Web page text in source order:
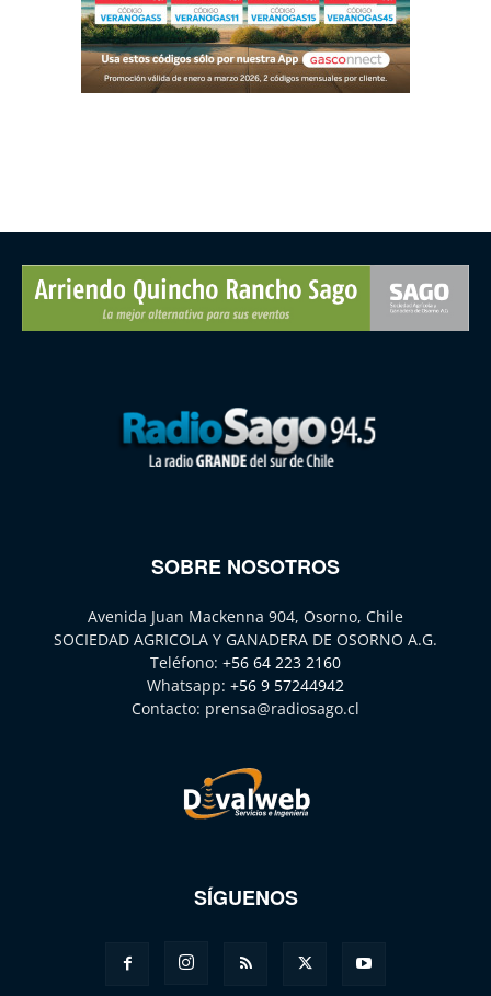
SOBRE NOSOTROS
Avenida Juan Mackenna 904, Osorno, Chile
SOCIEDAD AGRICOLA Y GANADERA DE OSORNO A.G.
Teléfono: +56 64 223 2160
Whatsapp: +56 9 57244942
Contacto: prensa@radiosago.cl
SÍGUENOS